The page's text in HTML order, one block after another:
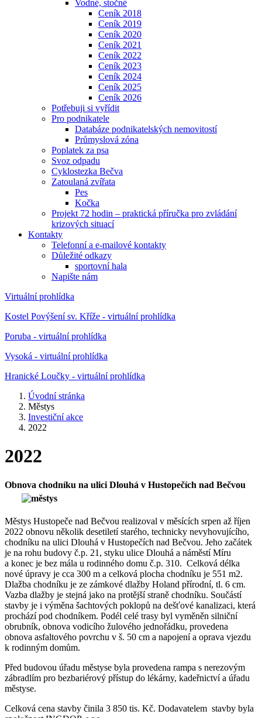
Vodné, stočné
Ceník 2018
Ceník 2019
Ceník 2020
Ceník 2021
Ceník 2022
Ceník 2023
Ceník 2024
Ceník 2025
Ceník 2026
Potřebuji si vyřídit
Pro podnikatele
Databáze podnikatelských nemovitostí
Průmyslová zóna
Poplatek za psa
Svoz odpadu
Cyklostezka Bečva
Zatoulaná zvířata
Pes
Kočka
Projekt 72 hodin – praktická příručka pro zvládání
krizových situací
Kontakty
Telefonní a e-mailové kontakty
Důležité odkazy
sportovní hala
Napište nám
Virtuální prohlídka
Kostel Povýšení sv. Kříže - virtuální prohlídka
Poruba - virtuální prohlídka
Vysoká - virtuální prohlídka
Hranické Loučky - virtuální prohlídka
Úvodní stránka
Městys
Investiční akce
2022
2022
Obnova chodníku na ulici Dlouhá v Hustopečích nad Bečvou
Městys Hustopeče nad Bečvou realizoval v měsících srpen až říjen
2022 obnovu několik desetiletí starého, technicky nevyhovujícího,
chodníku na ulici Dlouhá v Hustopečích nad Bečvou. Jeho začátek
je na rohu budovy č.p. 21, styku ulice Dlouhá a náměstí Míru
a konec je bez mála u rodinného domu č.p. 310. Celková délka
nové úpravy je cca 300 m a celková plocha chodníku je 551 m2.
Dlažba chodníku je ze zámkové dlažby Holand přírodní, tl. 6 cm.
Vazba dlažby je stejná jako na protější straně chodníku. Součástí
stavby je i výměna šachtových poklopů na dešťové kanalizaci, která
prochází pod chodníkem. Podél celé trasy byl vyměněn silniční
obrubník, obnova vodicího žulového jednořádku, provedena
obnova asfaltového povrchu v š. 50 cm a napojení a oprava vjezdu
k rodinným domům.
Před budovou úřadu městyse byla provedena rampa s nerezovým
zábradlím pro bezbariérový přístup do lékárny, kadeřnictví a úřadu
městyse.
Celková cena stavby činila 3 850 tis. Kč. Dodavatelem stavby byla